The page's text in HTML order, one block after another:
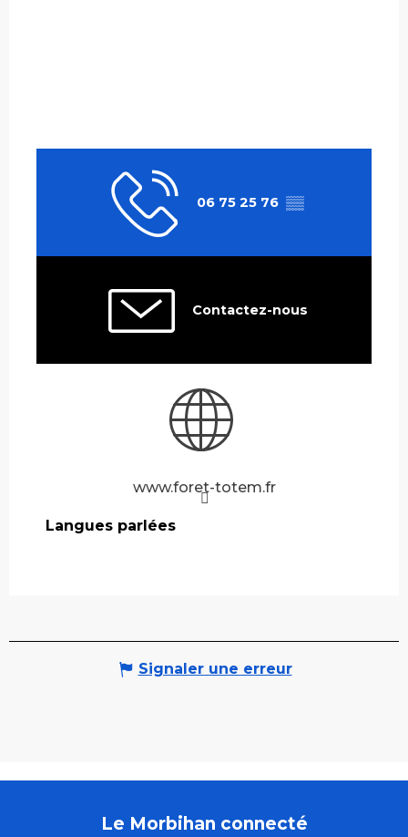
06 75 25 76 ▒▒
Contactez-nous
www.foret-totem.fr
Langues parlées
Langues parlées
Signaler une erreur
Le Morbihan connecté